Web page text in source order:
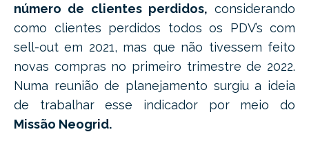
número de clientes perdidos, considerando
como clientes perdidos todos os PDV’s com
sell-out em 2021, mas que não tivessem feito
novas compras no primeiro trimestre de 2022.
Numa reunião de planejamento surgiu a ideia
de trabalhar esse indicador por meio do
Missão Neogrid.